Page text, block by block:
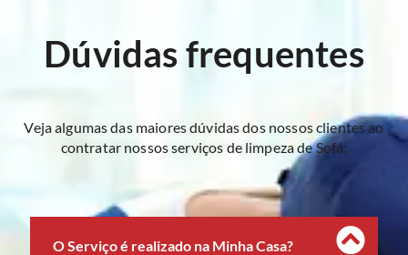
Dúvidas frequentes
Veja algumas das maiores dúvidas dos nossos clientes ao
contratar nossos serviços de limpeza de Sofá:
O Serviço é realizado na Minha Casa?